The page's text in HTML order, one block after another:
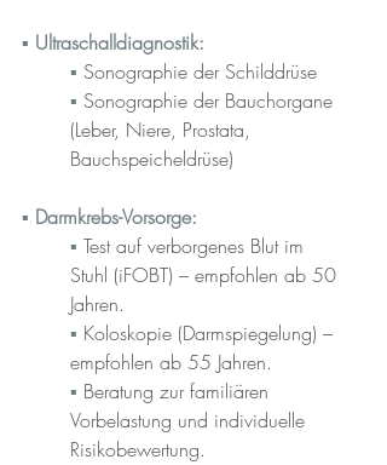
▪︎ Ultraschalldiagnostik:
▪︎ Sonographie der Schilddrüse
▪︎ Sonographie der Bauchorgane
(Leber, Niere, Prostata,
Bauchspeicheldrüse)
▪︎ Darmkrebs-Vorsorge:
▪︎ Test auf verborgenes Blut im
Stuhl (iFOBT) – empfohlen ab 50
Jahren.
▪︎ Koloskopie (Darmspiegelung) –
empfohlen ab 55 Jahren.
▪︎ Beratung zur familiären
Vorbelastung und individuelle
Risikobewertung.